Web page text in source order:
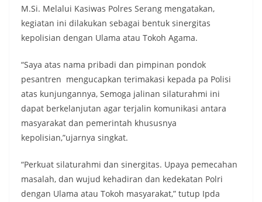
M.Si. Melalui Kasiwas Polres Serang mengatakan,
kegiatan ini dilakukan sebagai bentuk sinergitas
kepolisian dengan Ulama atau Tokoh Agama.
“Saya atas nama pribadi dan pimpinan pondok
pesantren mengucapkan terimakasi kepada pa Polisi
atas kunjungannya, Semoga jalinan silaturahmi ini
dapat berkelanjutan agar terjalin komunikasi antara
masyarakat dan pemerintah khususnya
kepolisian,”ujarnya singkat.
“Perkuat silaturahmi dan sinergitas. Upaya pemecahan
masalah, dan wujud kehadiran dan kedekatan Polri
dengan Ulama atau Tokoh masyarakat,” tutup Ipda